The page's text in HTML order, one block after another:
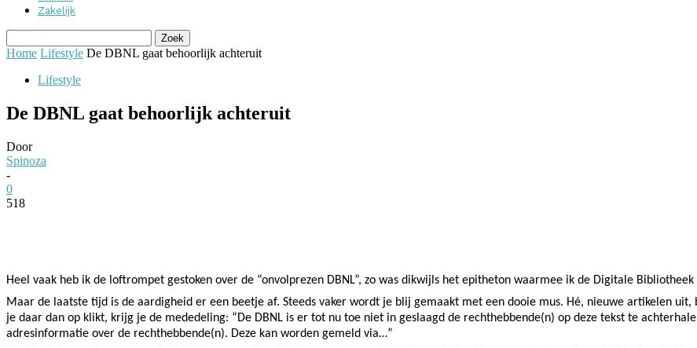
Zakelijk
Home Lifestyle De DBNL gaat behoorlijk achteruit
Lifestyle
De DBNL gaat behoorlijk achteruit
Door
Spinoza
-
0
518
Heel vaak heb ik de loftrompet gestoken over de “onvolprezen DBNL”, zo was dikwijls het epitheton waarmee ik de Digitale
Maar de laatste tijd is de aardigheid er een beetje af. Steeds vaker wordt je blij gemaakt met een dooie mus. Hé, nieuwe artikelen uit,
je daar dan op klikt, krijg je de mededeling: “De DBNL is er tot nu toe niet in geslaagd de rechthebbende(n) op deze tekst te
adresinformatie over de rechthebbende(n). Deze kan worden gemeld via…”